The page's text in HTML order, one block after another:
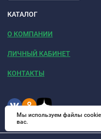
КАТАЛОГ
О КОМПАНИИ
ЛИЧНЫЙ КАБИНЕТ
КОНТАКТЫ
Мы используем файлы
вас.